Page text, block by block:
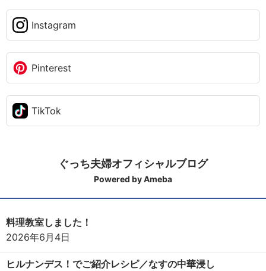
Instagram
Pinterest
TikTok
ぐっち夫婦オフィシャルブログ
Powered by Ameba
料理教室しました！
2026年6月4日
ヒルナンデス！でご紹介レシピ／なすの中華浸し